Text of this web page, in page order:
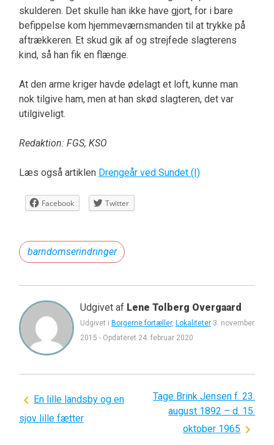
skulderen. Det skulle han ikke have gjort, for i bare
befippelse kom hjemmeværnsmanden til at trykke på
aftrækkeren. Et skud gik af og strejfede slagterens
kind, så han fik en flænge.
At den arme kriger havde ødelagt et loft, kunne man
nok tilgive ham, men at han skød slagteren, det var
utilgiveligt.
Redaktion: FGS, KSO
Læs også artiklen Drengeår ved Sundet (I)
Facebook Twitter
barndomserindringer
Udgivet af Lene Tolberg Overgaard
Udgivet i Borgerne fortæller, Lokaliteter 3. november
2015 - Opdateret 24. februar 2020
Indlægsnavigation
En lille landsby og en
sjov lille fætter
Tage Brink Jensen f. 23.
august 1892 – d. 15.
oktober 1965